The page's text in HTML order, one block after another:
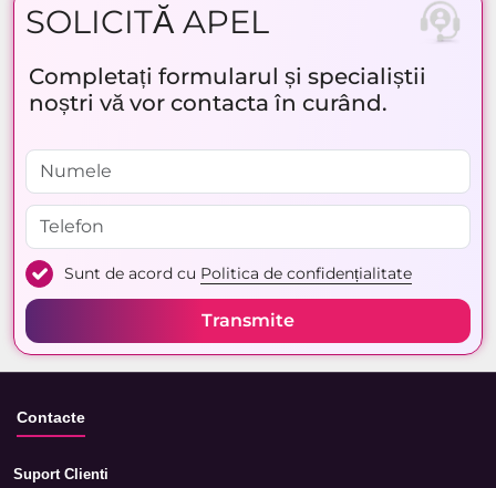
SOLICITĂ APEL
Completați formularul și specialiștii
noștri vă vor contacta în curând.
Sunt de acord cu Politica de confidențialitate
Transmite
Contacte
Suport Clienti